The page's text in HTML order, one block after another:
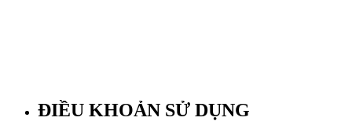
ĐIỀU KHOẢN SỬ DỤNG